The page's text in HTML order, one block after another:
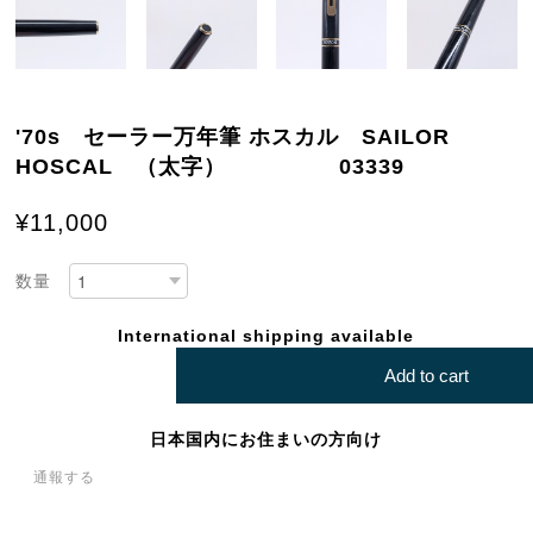
'70s セーラー万年筆 ホスカル SAILOR
HOSCAL （太字） 03339
¥11,000
数量
International shipping available
Add to cart
日本国内にお住まいの方向け
通報する